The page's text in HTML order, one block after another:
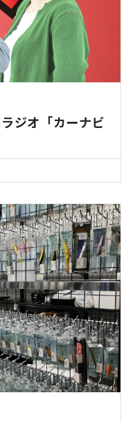
ジオ「カーナビ